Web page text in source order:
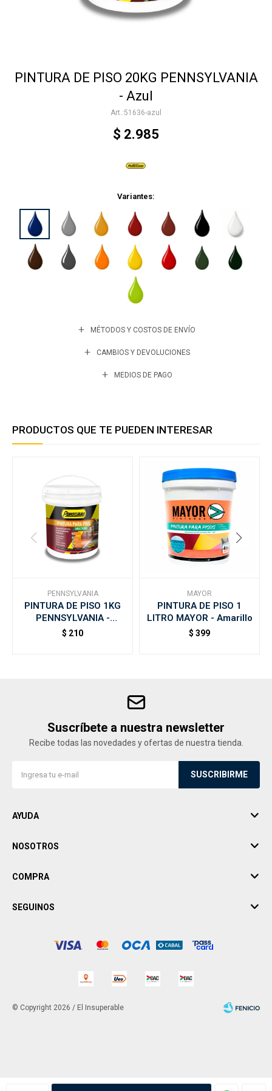
PINTURA DE PISO 20KG PENNSYLVANIA
- Azul
51636-azul
$ 2.985
Variantes:
MÉTODOS Y COSTOS DE ENVÍO
CAMBIOS Y DEVOLUCIONES
MEDIOS DE PAGO
PRODUCTOS QUE TE PUEDEN INTERESAR
PENNSYLVANIA
PINTURA DE PISO 1KG
PENNSYLVANIA -
Amarillo
$ 210
MAYOR
PINTURA DE PISO 1
LITRO MAYOR - Amarillo
$ 399
Suscríbete a nuestra newsletter
Recibe todas las novedades y ofertas de nuestra tienda.
SUSCRIBIRME
AYUDA
NOSOTROS
COMPRA
SEGUINOS
© Copyright 2026 / El Insuperable
Varios
Trabaja con nosotros